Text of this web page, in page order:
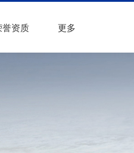
誉资质 更多